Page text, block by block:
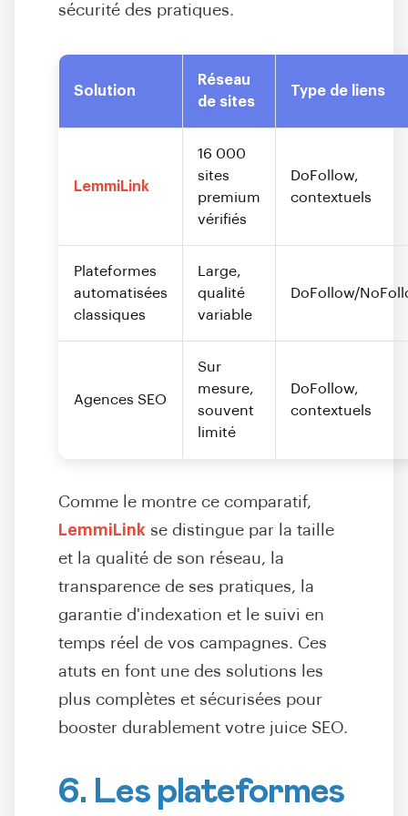
sécurité des pratiques.
Solution
Réseau
de sites
Type de liens
LemmiLink
16 000
sites
premium
vérifiés
DoFollow,
contextuels
Plateformes
automatisées
classiques
Large,
qualité
variable
DoFollow/
Agences SEO
Sur
mesure,
souvent
limité
DoFollow,
contextuels
Comme le montre ce comparatif,
LemmiLink se distingue par la taille
et la qualité de son réseau, la
transparence de ses pratiques, la
garantie d'indexation et le suivi en
temps réel de vos campagnes. Ces
atuts en font une des solutions les
plus complètes et sécurisées pour
booster durablement votre juice SEO.
6. Les plateformes